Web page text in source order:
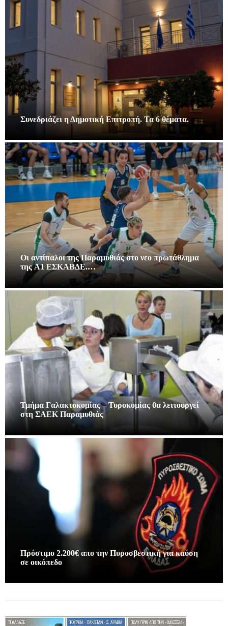
Συνεδριάζει η Δημοτική Επιτροπή. Τα 6 θέματα.
Οι αντίπαλοι της Παραμυθιάς στο νεο πρωτάθλημα
της A1 ΕΣΚΑΒΔΕ.…
Τμήμα Γαλακτοκομίας – Τυροκομίας θα λειτουργεί
στη ΣΑΕΚ Παραμυθιάς
Πρόστιμο 2.200€ απο την Πυροσβεστική για καύση
σε οικόπεδο